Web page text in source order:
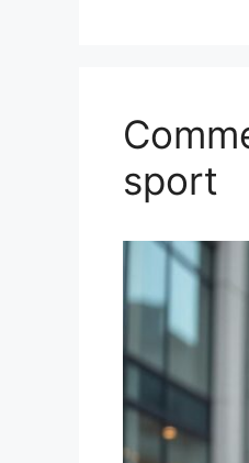
sport